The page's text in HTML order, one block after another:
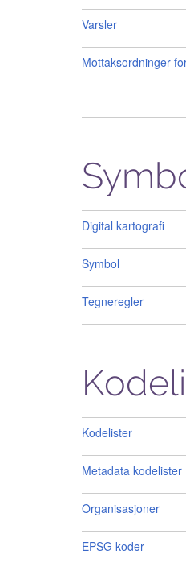
Varsler
Mottaksordninger
Digital kartografi
Symbol
Tegneregler
Kodelister
Metadata kodelister
Organisasjoner
EPSG koder